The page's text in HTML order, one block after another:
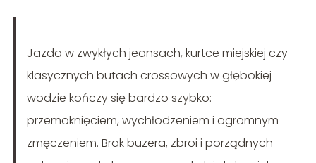
Jazda w zwykłych jeansach, kurtce miejskiej czy
klasycznych butach crossowych w głębokiej
wodzie kończy się bardzo szybko:
przemoknięciem, wychłodzeniem i ogromnym
zmęczeniem. Brak buzera, zbroi i porządnych